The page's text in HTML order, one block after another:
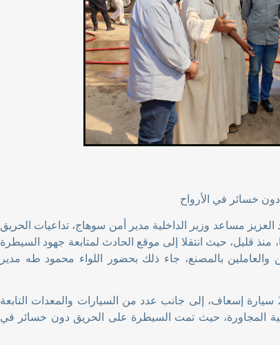
خسائر في الأرواح
مساعد وزير الداخلية مدير أمن سوهاج، تداعيات الحريق
قليل، حيث انتقلا إلى موقع الحادث لمتابعة جهود السيطرة
والعاملين بالمصنع، جاء ذلك بحضور اللواء محمود طه مدير
وفور وقوع الحادث، تم الدفع بعدد 7 سيارات إطفاء، و2 سيارة إسعاف، إلى جانب عدد من السيارات والمعدات التابعة
المجاورة، حيث تمت السيطرة على الحريق دون خسائر في